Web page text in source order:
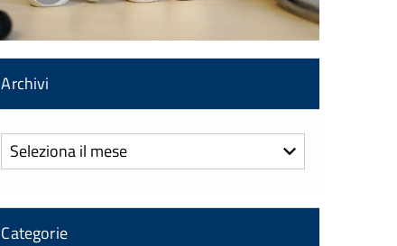
Archivi
Archivi
Categorie